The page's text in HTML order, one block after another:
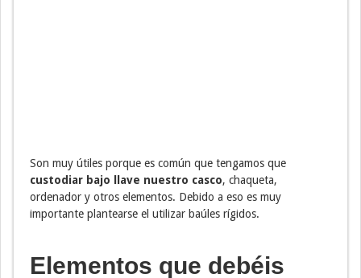
Son muy útiles porque es común que tengamos que
custodiar bajo llave nuestro casco, chaqueta,
ordenador y otros elementos. Debido a eso es muy
importante plantearse el utilizar baúles rígidos.
Elementos que debéis